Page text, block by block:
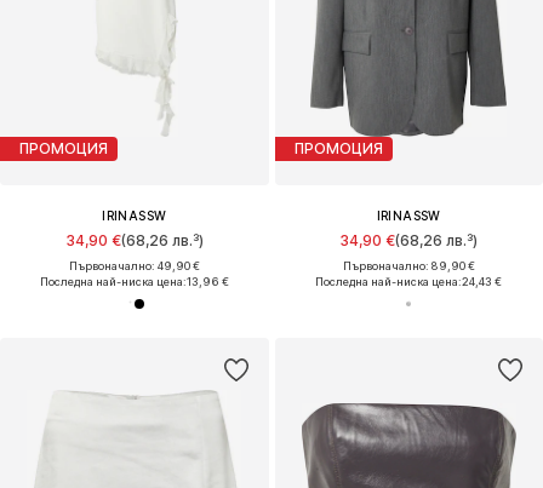
ПРОМОЦИЯ
IRINASSW
34,90 €(68,26 лв.³)
Първоначално: 49,90 €
Последна най-ниска цена:13,96 €
ПРОМОЦИЯ
IRINASSW
34,90 €(68,26 лв.³)
Първоначално: 89,90 €
Последна най-ниска цена:24,43 €